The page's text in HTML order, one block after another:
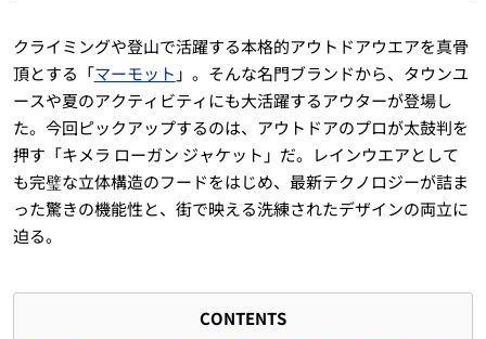
クライミングや登山で活躍する本格的アウトドアウエアを真骨
頂とする「マーモット 」。そんな名門ブランドから、タウンユ
ースや夏のアクティビティにも大活躍するアウターが登場し
た。今回ピックアップするのは、アウトドアのプロが太鼓判を
押す「キメラ ローガン ジャケット」だ。レインウエアとして
も完璧な立体構造のフードをはじめ、最新テクノロジーが詰ま
った驚きの機能性と、街で映える洗練されたデザインの両立に
迫る。
CONTENTS